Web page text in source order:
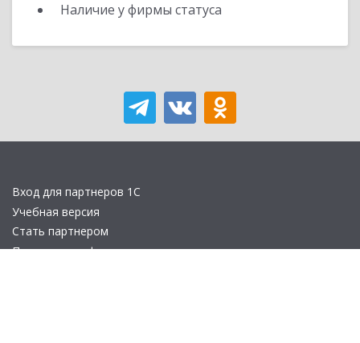
Наличие у фирмы статуса
Вход для партнеров 1С
Учебная версия
Стать партнером
Политика конфиденциальности